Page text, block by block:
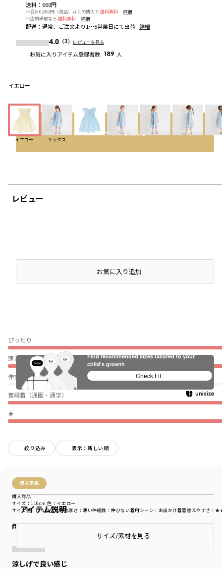
イエロー
イエロー サックス
レビュー
ぴったり
薄い
伸びない
普段着（通園・通学）
★
絞り込み 表示：新しい順
購入商品
購入商品
サイズ感：ぴったり生地の厚さ ：薄い伸縮性 ：伸びない着用シーン ：お出かけ着着替えやすさ ：
サイズ：110cm 色：イエロー
商品をチェックする＞
涼しげで良い感じ
送料： 660円
※合計6,600円（税込）以上の購入で 送料無料
詳細
※店頭受取なら 送料無料 詳細
配送： 通常、ご注文より1～5営業日にて出荷 詳細
4.0（3） レビューを見る
お気に入りアイテム登録者数 189 人
カートに入れる
店頭在庫を確認するお気に入り追加
アイテム説明
サイズ/素材を見る
Find recommended sizes tailored to your
child's growth
Check Fit